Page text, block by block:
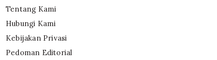
Tentang Kami
Hubungi Kami
Kebijakan Privasi
Pedoman Editorial